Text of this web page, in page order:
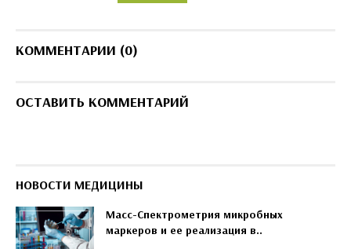
КОММЕНТАРИИ (0)
ОСТАВИТЬ КОММЕНТАРИЙ
НОВОСТИ МЕДИЦИНЫ
Масс-Спектрометрия микробных
маркеров и ее реализация в..